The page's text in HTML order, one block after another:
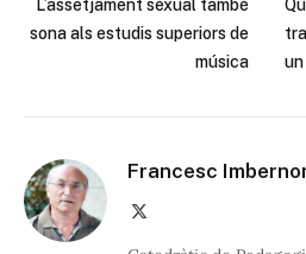
L’assetjament sexual també
sona als estudis superiors de
música
Francesc